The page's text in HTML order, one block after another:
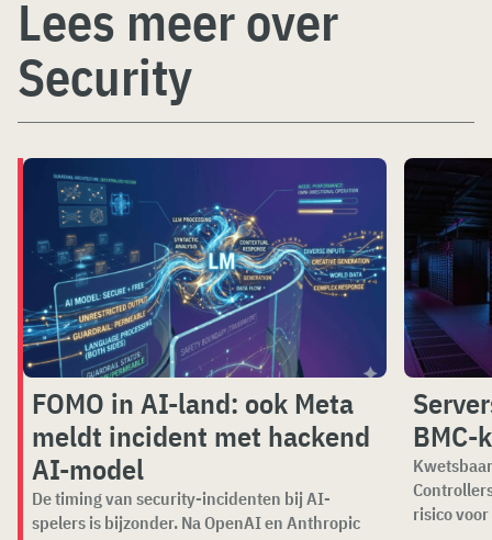
Lees meer over
Security
FOMO in AI-land: ook Meta
meldt incident met hackend
AI-model
De timing van security-incidenten bij AI-
spelers is bijzonder. Na OpenAI en Anthropic
BMC-
risico